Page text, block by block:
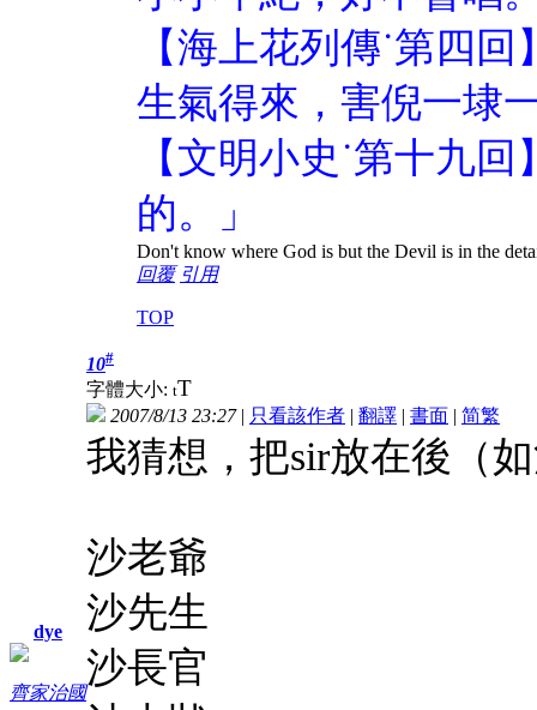
【海上花列傳˙第四
生氣得來，害倪一埭
【文明小史˙第十九
的。」
Don't know where God is but the Devil is in the
回覆 引用
TOP
dye
齊家治國
10#
字體大小: tT
2007/8/13 23:27| 只看該作者 | 翻譯 | 書面 | 简繁
我猜想，把sir放在後（
沙老爺
沙先生
沙長官